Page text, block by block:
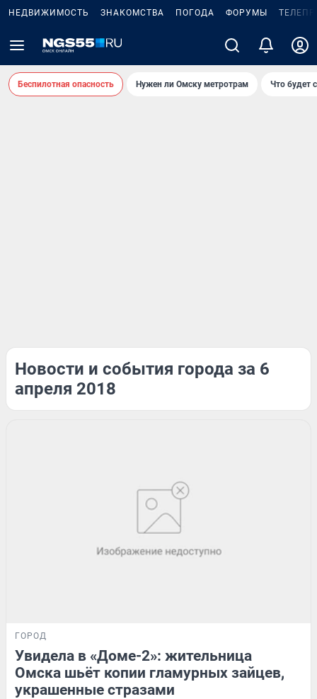
НЕДВИЖИМОСТЬ ЗНАКОМСТВА ПОГОДА ФОРУМЫ
Беспилотная опасность Нужен ли Омску метротрам Что будет
Новости и события города за 6
апреля 2018
ГОРОД
Увидела в «Доме-2»: жительница
Омска шьёт копии гламурных зайцев,
украшенные стразами